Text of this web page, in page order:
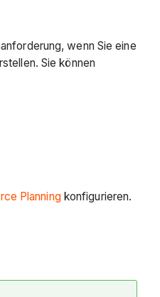
wenn Sie eine
Sie können
Planningkonfigurieren.